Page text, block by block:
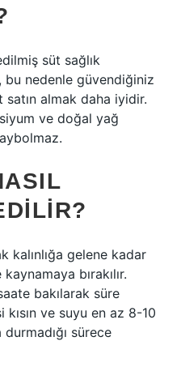
süt sağlık
bu nedenle güvendiğiniz
almak daha iyidir.
ve doğal yağ
kalınlığa gelene kadar
bırakılır.
bakılarak süre
ve suyu en az 8-10
sürece